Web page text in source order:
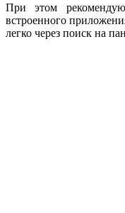
При этом
встроенного
легко через поиск на